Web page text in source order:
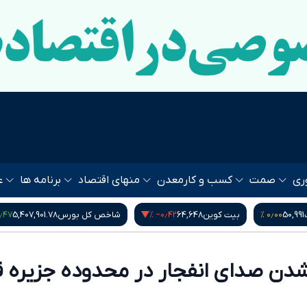
صمت کسب و کار معدن منهای اقتصاد برنامه ها
‎−۰٫۴۲ % شاخص کل بورس5,407,901.78 ۲٫۴۷ % دلار آمریکا188,000
صدای انفجار در محدوده